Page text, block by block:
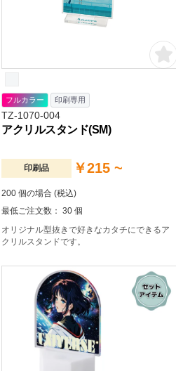
フルカラー 印刷専用
TZ-1070-004
アクリルスタンド(SM)
印刷品 ￥215 ~
200 個の場合 (税込)
最低ご注文数： 30 個
オリジナル型抜きで好きなカタチにできるア
クリルスタンドです。